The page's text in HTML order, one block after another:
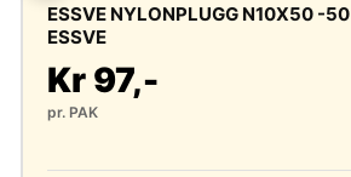
ESSVE NYLONPLUGG N10X50 -50
ESSVE
Kr 97,-
pr. PAK